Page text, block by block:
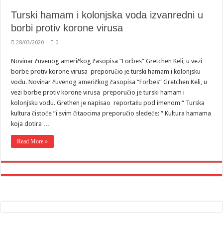
Turski hamam i kolonjska voda izvanredni u
borbi protiv korone virusa
28/03/2020 0
Novinar čuvenog američkog časopisa “Forbes” Gretchen Keli, u vezi
borbe protiv korone virusa preporučio je turski hamam i kolonjsku
vodu. Novinar čuvenog američkog časopisa “Forbes” Gretchen Keli, u
vezi borbe protiv korone virusa preporučio je turski hamam i
kolonjsku vodu. Grethen je napisao reportažu pod imenom “ Turska
kultura čistoće ”i svim čitaocima preporučio sledeće: “ Kultura hamama
koja dotira …
Read More »